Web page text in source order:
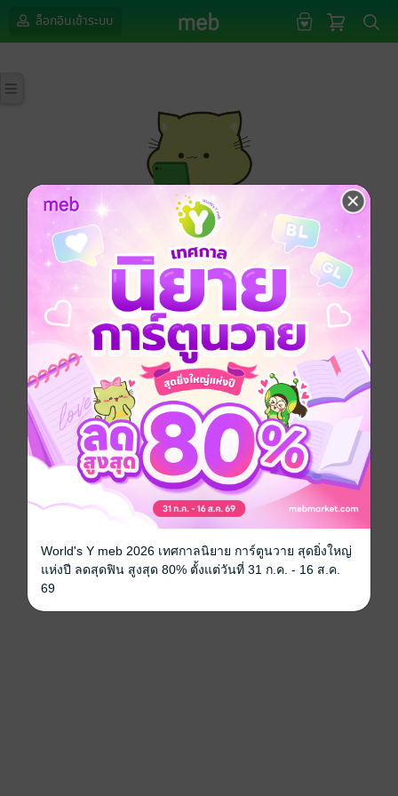
ล็อกอินเข้าระบบ
กรุณาเข้าสู่ระบบก่อนดำเนินรายการด้วยค่ะ
ล็อกอินเข้าระบบ
World's Y meb 2026 เทศกาลนิยาย การ์ตูนวาย สุดยิ่งใหญ่
แห่งปี ลดสุดฟิน สูงสุด 80% ตั้งแต่วันที่ 31 ก.ค. - 16 ส.ค.
69